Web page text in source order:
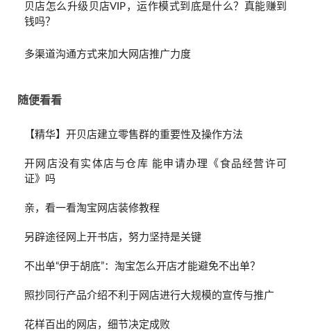
贝店怎么升级贝店VIP，运作模式到底是什么？真能赚到
钱吗？
多渠道沟通方式来加大网店推广力度
随便看看
【精华】开贝店建立零售群的重要性及操作方法
开网店没有实体店与仓库 能申请办理《食品经营许可
证》吗
亲，看一看淘宝网店装修教程
另辟途径网上开书店，努力坚持是关键
不出单“伊于胡底”：淘宝怎么开店才能避免不出单？
照抄同行产品介绍不利于网店进行大规模的宣传与推广
花样百出的网店，细节决定成败